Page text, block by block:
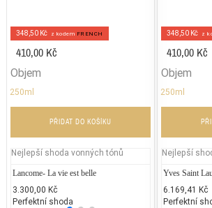
348,50 Kč z kodem FRENCH
410,00 Kč
Objem
250ml
PŘIDAT DO KOŠÍKU
Nejlepší shoda vonných tónů
Lancome- La vie est belle
3.300,00 Kč
Perfektní shoda
Repetto - Dance
2.037,89 Kč
25% běžných
348,50 Kč z
410,00 Kč
Objem
250ml
Nejlepší
Yves Saint
6.169,41 Kč
Perfektní